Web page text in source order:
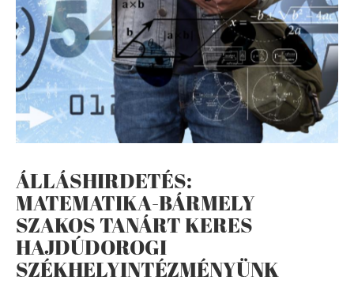
ÁLLÁSHIRDETÉS:
MATEMATIKA-BÁRMELY
SZAKOS TANÁRT KERES
HAJDÚDOROGI
SZÉKHELYINTÉZMÉNYÜNK